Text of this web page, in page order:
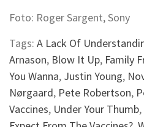
Foto: Roger Sargent, Sony
Tags: A Lack Of
Arnason, Blow It Up, Family
You Wanna, Justin Young,
Nørgaard, Pete Robertson,
Vaccines, Under Your Thumb,